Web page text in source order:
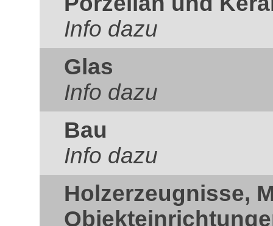
Info dazu
Glas
Info dazu
Bau
Info dazu
Holzerzeugnisse,